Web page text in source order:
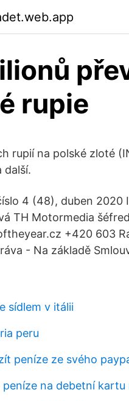
rupie
rupií na polské zloté
další.
4 (48), duben
TH Motormedia
+420 603
- Na základě
sídlem v itálii
peru
peníze ze svého
na debetní kartu